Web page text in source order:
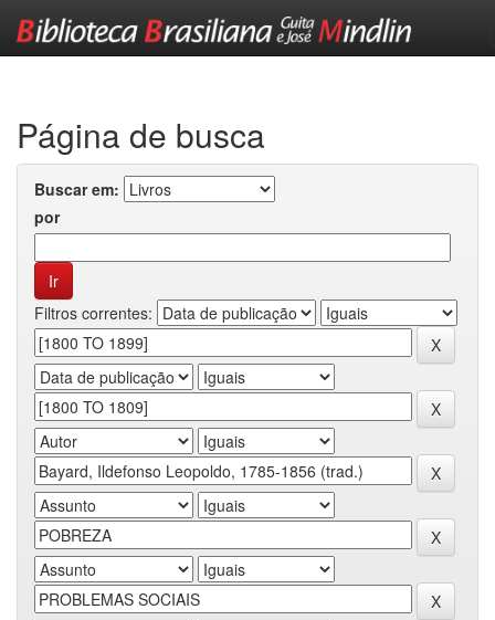
Página de busca
Buscar em:
por
Filtros correntes: